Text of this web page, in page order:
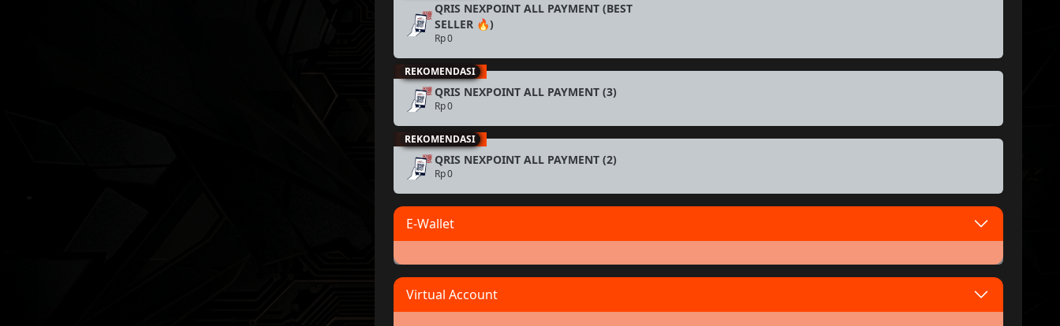
QRIS NEXPOINT ALL PAYMENT (BEST
SELLER 🔥)
Rp 0
QRIS NEXPOINT ALL PAYMENT (3)
Rp 0
REKOMENDASI
QRIS NEXPOINT ALL PAYMENT (2)
Rp 0
REKOMENDASI
E-Wallet
OVO
Proses Otomatis
ShopeePay
Proses Otomatis
DANA
Proses Otomatis
Virtual Account